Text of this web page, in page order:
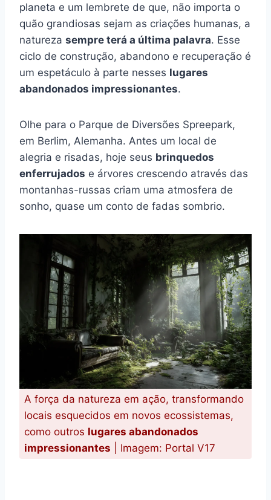
planeta e um lembrete de que, não importa o
quão grandiosas sejam as criações humanas, a
natureza sempre terá a última palavra. Esse
ciclo de construção, abandono e recuperação é
um espetáculo à parte nesses lugares
abandonados impressionantes.
Olhe para o Parque de Diversões Spreepark,
em Berlim, Alemanha. Antes um local de
alegria e risadas, hoje seus brinquedos
enferrujados e árvores crescendo através das
montanhas-russas criam uma atmosfera de
sonho, quase um conto de fadas sombrio.
A força da natureza em ação, transformando
locais esquecidos em novos ecossistemas,
como outros lugares abandonados
impressionantes | Imagem: Portal V17